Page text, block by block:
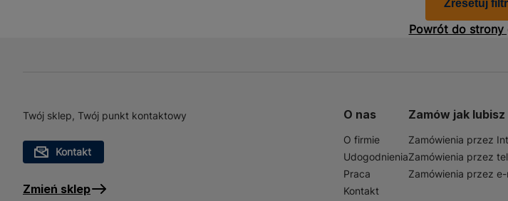
W sklepie Bricoman oferujemy szeroki wybór złączek naprawczych Gebo. Dzięki
Twój sklep, Twój punkt kontaktowy
Kontakt
Zmień sklep
O nas
O firmie
Udogodnienia
Praca
Kontakt
Zamów jak lubisz
Zamówienia przez
Zamówienia przez
Zamówienia przez